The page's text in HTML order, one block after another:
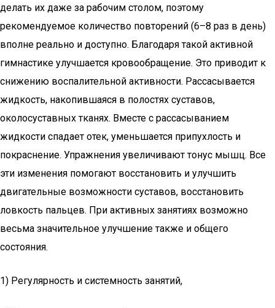
делать их даже за рабочим столом, поэтому
рекомендуемое количество повторений (6–8 раз в день)
вполне реально и доступно. Благодаря такой активной
гимнастике улучшается кровообращение. Это приводит к
снижению воспалительной активности. Рассасывается
жидкость, накопившаяся в полостях суставов,
околосуставных тканях. Вместе с рассасыванием
жидкости спадает отек, уменьшается припухлость и
покраснение. Упражнения увеличивают тонус мышц. Все
эти изменения помогают восстановить и улучшить
двигательные возможности суставов, восстановить
ловкость пальцев. При активных занятиях возможно
весьма значительное улучшение также и общего
состояния.
1) Регулярность и системность занятий,